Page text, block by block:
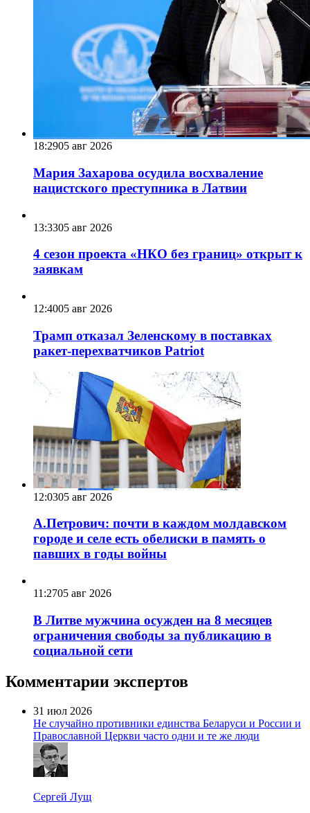
18:2905 авг 2026
Мария Захарова осудила восхваление
нацистского преступника в Латвии
13:3305 авг 2026
4 сезон проекта «НКО без границ» открыт к
заявкам
12:4005 авг 2026
Трамп отказал Зеленскому в поставках
ракет-перехватчиков Patriot
12:0305 авг 2026
А.Петрович: почти в каждом молдавском
городе и селе есть обелиски в память о
павших в годы войны
11:2705 авг 2026
В Литве мужчина осужден на 8 месяцев
ограничения свободы за публикацию в
социальной сети
Комментарии экспертов
31 июл 2026
Не случайно противники единства Беларуси и России и
Православной Церкви часто одни и те же люди
Сергей Лущ